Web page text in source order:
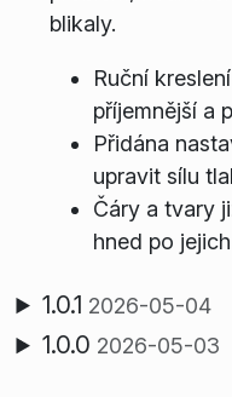
blikaly.
Ruční
příjemnější a
Přidána
upravit sílu
Čáry a tvary
hned po
1.0.1 2026-05-04
1.0.0 2026-05-03